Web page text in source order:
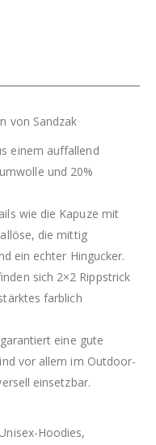
von Sandzak
einem auffallend
und 20%
wie die Kapuze mit
die mittig
ein echter Hingucker.
sich 2×2 Rippstrick
farblich
eine gute
vor allem im Outdoor-
einsetzbar.
Hoodies,